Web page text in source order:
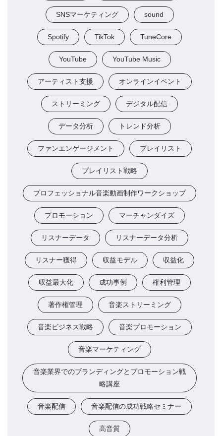
SNSマーケティング sound
Spotify TikTok TuneCore
YouTube YouTube Music
アーティスト支援 オンラインイベント
ストリーミング デジタル配信
データ分析 トレンド分析
ファンエンゲージメント プレイリスト
プレイリスト戦略
プロフェッショナル音楽動画制作ワークショップ
プロモーション マーチャンダイズ
リスナーデータ リスナーデータ分析
リスナー獲得 収益モデル 収益化
収益最大化 成功事例 権利管理
著作権管理 音楽ストリーミング
音楽ビジネス戦略 音楽プロモーション
音楽マーケティング
音楽業界でのブランディングとプロモーション戦
略講座
音楽配信 音楽配信の成功戦略セミナー
高音質